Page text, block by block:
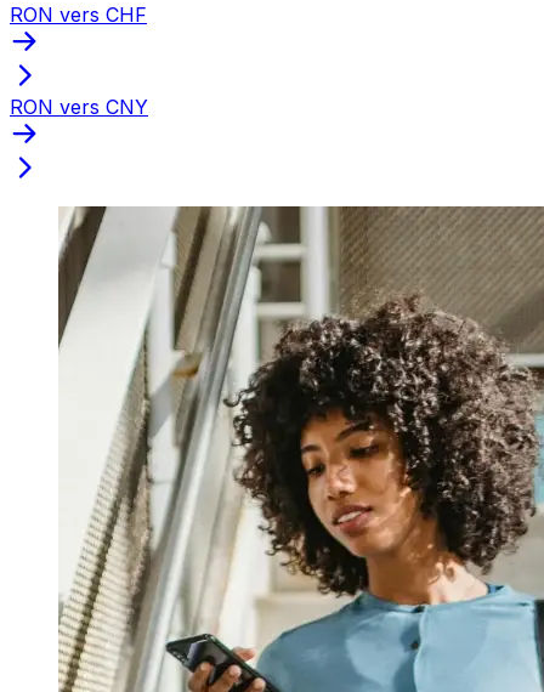
RON vers CHF
RON vers CNY